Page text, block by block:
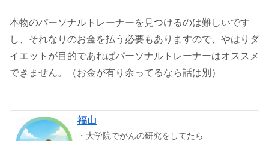
本物のパーソナルトレーナーを見つけるのは難しいです
し、それなりのお金を払う必要もありますので、やはりダ
イエットが目的であればパーソナルトレーナーはオススメ
できません。（お金が有り余ってるなら話は別）
福山
・大学院でがんの研究をしてたら